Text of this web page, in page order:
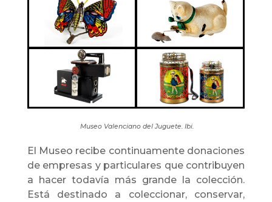
Museo Valenciano del Juguete. Ibi.
El Museo recibe continuamente donaciones
de empresas y particulares que contribuyen
a hacer todavía más grande la colección.
Está destinado a coleccionar, conservar,